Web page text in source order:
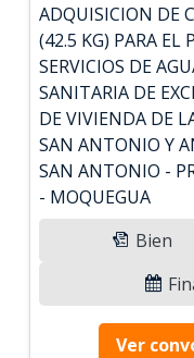
ADQUISICION DE
(42.5 KG) PARA EL
SERVICIOS DE
SANITARIA DE
DE VIVIENDA DE
SAN ANTONIO Y
SAN ANTONIO -
- MOQUEGUA
Bien
Ver